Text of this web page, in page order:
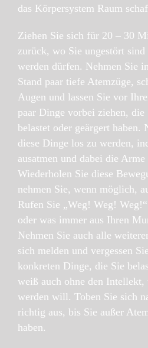
das Körpersystem Raum
Ziehen Sie sich für 20 – 30
zurück, wo Sie ungestört
werden dürfen. Nehmen Sie
Stand paar tiefe Atemzüge,
Augen und lassen Sie vor
paar Dinge vorbei ziehen,
belastet oder geärgert haben.
diese Dinge los zu werden,
ausatmen und dabei die Arme
Wiederholen Sie diese
nehmen Sie, wenn möglich,
Rufen Sie „Weg! Weg!
oder was immer aus Ihren
Nehmen Sie auch alle
sich melden und vergessen
konkreten Dinge, die Sie
weiß auch ohne den Intellekt,
werden will. Toben Sie sich
richtig aus, bis Sie außer
haben.